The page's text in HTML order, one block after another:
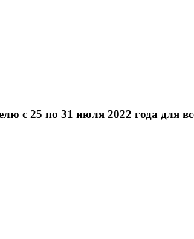
с 25 по 31 июля 2022 года для